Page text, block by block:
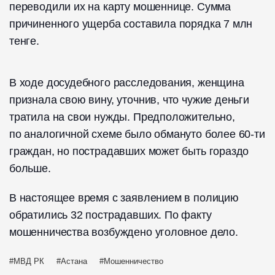
переводили их на карту мошеннице. Сумма
причиненного ущерба составила порядка 7 млн
тенге.
В ходе досудебного расследования, женщина
признала свою вину, уточнив, что чужие деньги
тратила на свои нужды. Предположительно,
по аналогичной схеме было обмануто более 60-ти
граждан, но пострадавших может быть гораздо
больше.
В настоящее время с заявлением в полицию
обратились 32 пострадавших. По факту
мошенничества возбуждено уголовное дело.
МВД РК Астана Мошенничество